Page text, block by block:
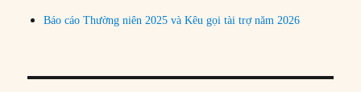
Báo cáo Thường niên 2025 và Kêu gọi tài trợ năm 2026